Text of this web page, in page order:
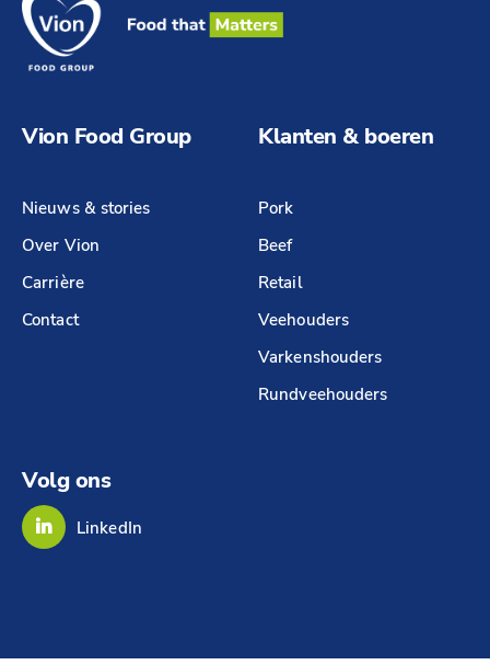
Vion Food Group
Nieuws & stories
Over Vion
Carrière
Contact
Klanten & boeren
Pork
Beef
Retail
Veehouders
Varkenshouders
Rundveehouders
Volg ons
LinkedIn